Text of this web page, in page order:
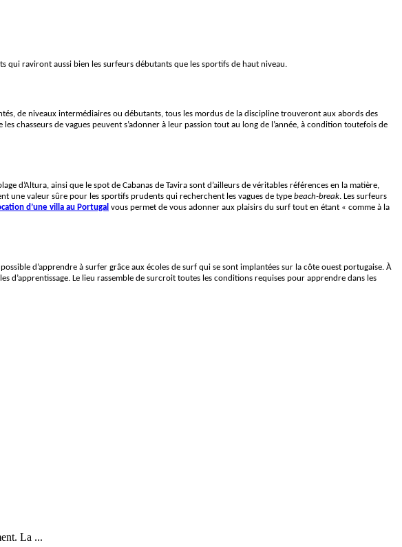
qui raviront aussi bien les surfeurs débutants que les sportifs de haut niveau.
de niveaux intermédiaires ou débutants, tous les mordus de la discipline trouveront aux abords des
chasseurs de vagues peuvent s’adonner à leur passion tout au long de l’année, à condition toutefois de
d’Altura, ainsi que le spot de Cabanas de Tavira sont d’ailleurs de véritables références en la matière,
une valeur sûre pour les sportifs prudents qui recherchent les vagues de type beach-break. Les surfeurs
d’une villa au Portugal vous permet de vous adonner aux plaisirs du surf tout en étant « comme à la
d’apprendre à surfer grâce aux écoles de surf qui se sont implantées sur la côte ouest portugaise. À
Le lieu rassemble de surcroit toutes les conditions requises pour apprendre dans les
La ...